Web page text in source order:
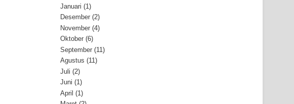
Januari (1)
Desember (2)
November (4)
Oktober (6)
September (11)
Agustus (11)
Juli (2)
Juni (1)
April (1)